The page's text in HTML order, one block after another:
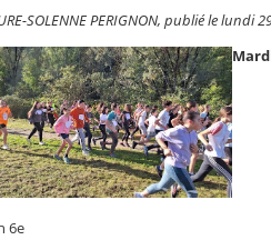
SOLENNE PERIGNON, publié le
6e